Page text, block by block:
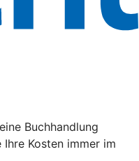
Buchhandlung
Kosten immer im